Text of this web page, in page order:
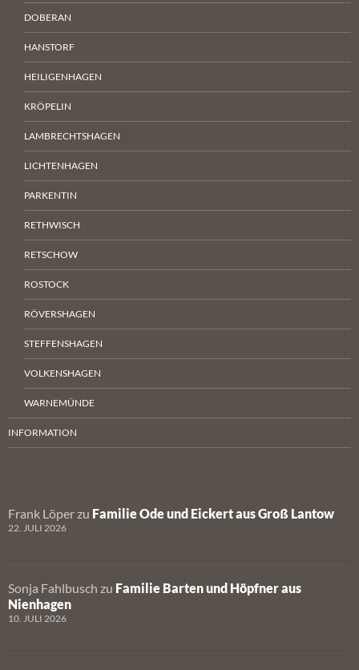
DOBERAN
HANSTORF
HEILIGENHAGEN
KRÖPELIN
LAMBRECHTSHAGEN
LICHTENHAGEN
PARKENTIN
RETHWISCH
RETSCHOW
ROSTOCK
RÖVERSHAGEN
STEFFENSHAGEN
VOLKENSHAGEN
WARNEMÜNDE
INFORMATION
Frank Löper zu Familie Ode und Eickert aus Groß Lantow
22. JULI 2026
Sonja Fahlbusch zu Familie Barten und Höpfner aus
Nienhagen
10. JULI 2026